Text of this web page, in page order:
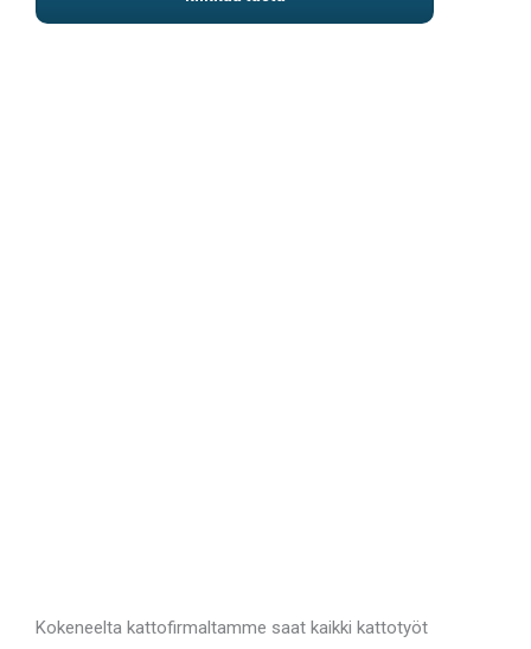
Kokeneelta kattofirmaltamme saat kaikki kattotyöt